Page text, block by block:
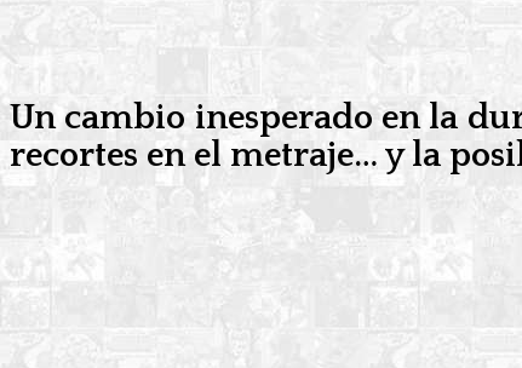
Un cambio inesperado en la
recortes en el metraje… y la